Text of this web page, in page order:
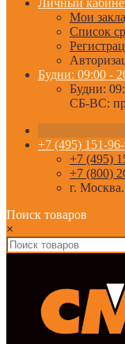
Личный
Мои
Список
Будни: 09:00 -
Будни:
СБ-ВС:
+7 (495) 151-
+7 (495)
+7 (800)
г.
Поиск товаров
×